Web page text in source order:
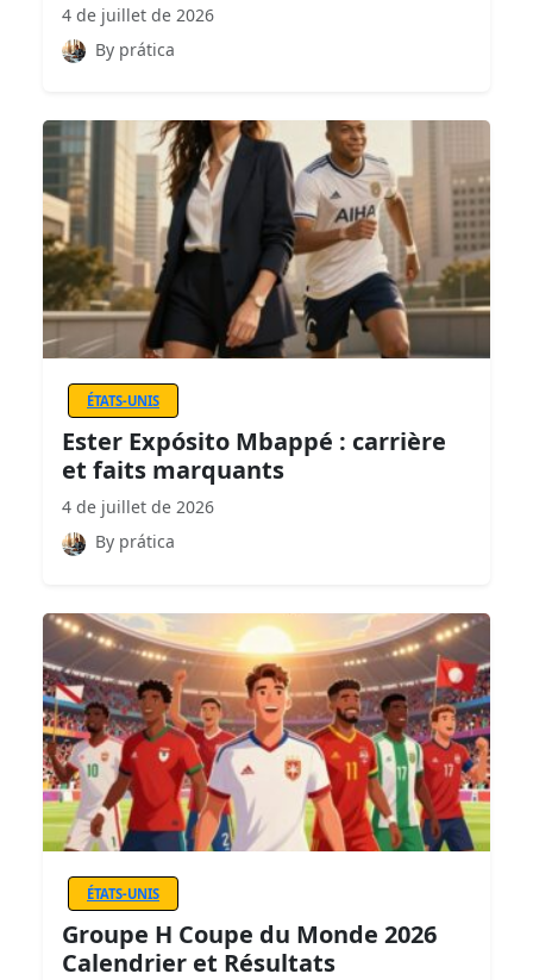
4 de juillet de 2026
By prática
ÉTATS-UNIS
Ester Expósito Mbappé : carrière
et faits marquants
4 de juillet de 2026
By prática
ÉTATS-UNIS
Groupe H Coupe du Monde 2026
Calendrier et Résultats